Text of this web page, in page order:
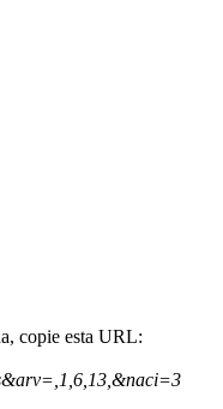
copie esta URL: